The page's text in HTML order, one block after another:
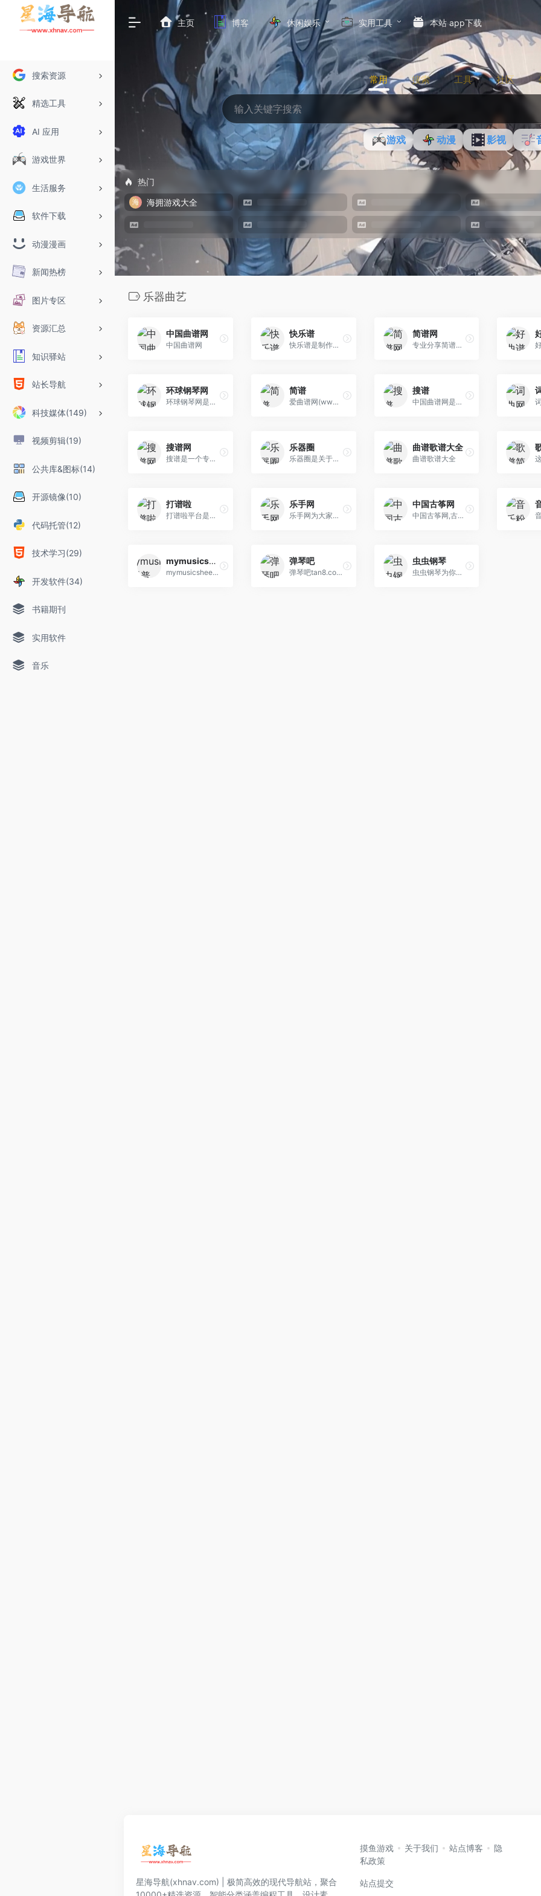
搜索资源
精选工具
AI 应用
游戏世界
生活服务
软件下载
动漫漫画
新闻热榜
图片专区
资源汇总
知识驿站
站长导航
科技媒体(149)
视频剪辑(19)
公共库&图标(14)
开源镜像(10)
代码托管(12)
技术学习(29)
开发软件(34)
书籍期刊
实用软件
音乐
主页 博客 休闲娱乐 实用工具 本站 app下载
常用 搜索 工具 社区
游戏 动漫 影视
热门
海拥游戏大全
乐器曲艺
中国曲谱网
中国曲谱网
快乐谱
快乐谱是制作与分享图形简谱的网站，谱子可以完美的在Windows、Mac、iPad、iPhone、安卓手机等设备上全屏展示。收录的谱子有1000多首，支持的乐器有：六孔陶 笛、十二孔陶笛、三管陶笛、八孔埙、十孔埙、洞箫、葫芦丝、古筝。
简谱网
专业分享简谱、五线谱。免费提供歌谱、钢琴谱、吉他谱、原创歌曲等各式曲谱几十万首。
环球钢琴网
环球钢琴网是钢琴行业集团化运作的门户网站。网站提供海量免费钢琴资源，并且每天以100+的数量持续更新，能够做到有曲可听、有谱可查，成为全网值得信赖的钢 琴学习者的平台化、工具化网站。
简谱
爱曲谱网(www.2qupu.com)是国内专业的曲谱收藏分享网站，收录简谱、五线谱、吉他谱、钢琴谱、声乐戏曲等精品曲谱，同时提供各种曲谱下载、曲谱在线打印、曲谱爱好者分享交流等
搜谱
中国曲谱网是国内知名曲谱网站。遵循专业、精准、规范、实用的原则，收录简谱、五线谱、吉他谱、钢琴谱、戏曲等数十万精品曲谱，大量词(曲)作者驻站发布作品 。并且设有曲谱专辑、作者索引、谱友论坛、在线电子书等特色栏目。
搜谱网
搜谱是一个专业的歌谱搜索网站，主要有以下栏目：简谱，吉他谱，钢琴谱，电子琴谱，手风琴谱，二胡谱，笛萧谱，萨克斯谱，古筝谱，总谱，其他曲谱。
乐器圈
乐器圈是关于乐器的综合门户网站，提供各种乐器的知识教程、乐曲曲谱，以及钢琴、吉他、二胡、古筝等热门乐器的简谱搜索和浏览。
曲谱歌谱大全
曲谱歌谱大全
打谱啦
打谱啦平台是专业乐谱打印封装一站式服务平台，为用户提供免费乐谱下载等一系列服务
乐手网
乐手网为大家提供各类乐器曲谱，包括：鼓谱、吉他谱、钢琴谱、尤克里里谱、贝斯谱、古筝谱、简谱、非洲鼓谱、葫芦丝谱等；与音乐爱好者们相互学习、相互交流 、共同进步。
中国古筝网
中国古筝网,古筝行业门户网站，专业古筝电视频道
mymusicsheet乐普
mymusicsheet亚洲最大的曲谱网站
弹琴吧
弹琴吧tan8.com，中国的在线音乐兴趣教育社区，现注册用户突破100万。其音乐软件《弹琴吧》app、《钢琴谱大全》app和《吉他谱大全》app，安装量突破千万，好 评如潮，小伙伴们快来加入吧。精选2万首iPhone/iPad/Android 钢琴谱,五线谱,乐谱,曲谱,免费下载,iPhone/iPad/Android版钢琴谱软件。
虫虫钢琴
虫虫钢琴为你提供优质的免费钢琴谱资源,合集钢琴谱，钢琴曲试听，钢琴演奏，琴友交流的音乐平台
星海导航(xhnav.com) | 极简高效的现代导航站，聚合
摸鱼游戏 关于我们 站点博客
隐
私政策
站点提交